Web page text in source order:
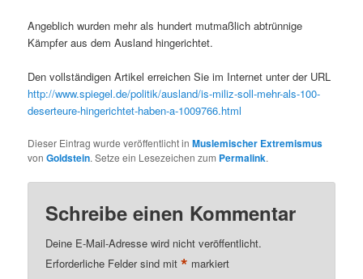
Angeblich wurden mehr als hundert mutmaßlich abtrünnige
Kämpfer aus dem Ausland hingerichtet.
Den vollständigen Artikel erreichen Sie im Internet unter der URL
http://www.spiegel.de/politik/ausland/is-miliz-soll-mehr-als-100-
deserteure-hingerichtet-haben-a-1009766.html
Dieser Eintrag wurde veröffentlicht inMuslemischer Extremismus
vonGoldstein. Setze ein Lesezeichen zum Permalink.
Schreibe einen Kommentar
Deine E-Mail-Adresse wird nicht veröffentlicht.
Erforderliche Felder sind mit* markiert